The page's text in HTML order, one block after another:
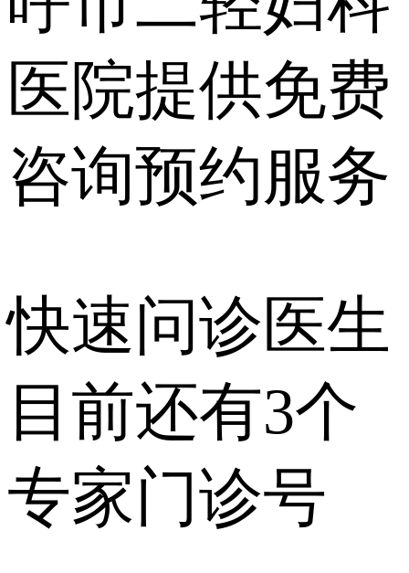
医院提供免费
咨询预约服务
快速问诊医生
目前还有3个
专家门诊号